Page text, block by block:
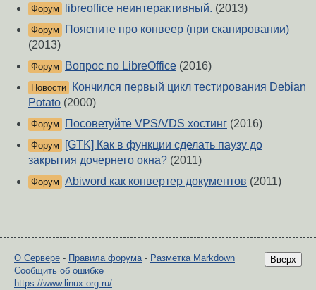
Форум libreoffice неинтерактивный. (2013)
Форум
Поясните про конвеер (при сканировании)
(2013)
Форум Вопрос по LibreOffice (2016)
Новости
Кончился первый цикл тестирования Debian
Potato (2000)
Форум Посоветуйте VPS/VDS хостинг (2016)
Форум
[GTK] Как в функции сделать паузу до
закрытия дочернего окна? (2011)
Форум Abiword как конвертер документов (2011)
Вверх
О Сервере - Правила форума - Разметка Markdown
Сообщить об ошибке
https://www.linux.org.ru/